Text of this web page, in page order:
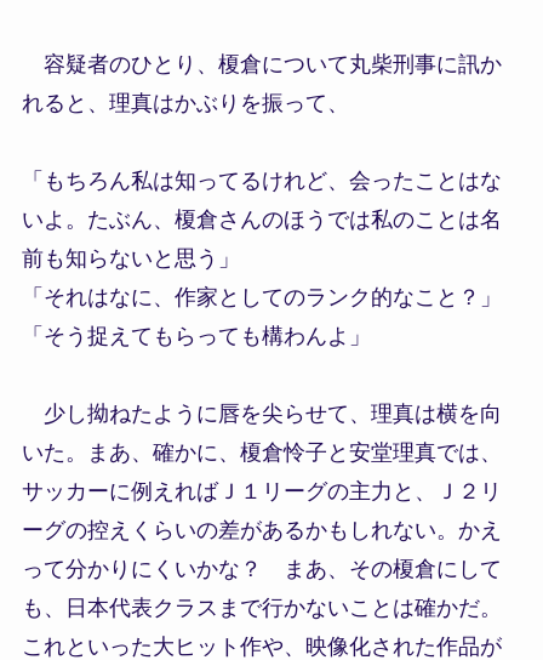
容疑者のひとり、榎倉について丸柴刑事に訊か
れると、理真はかぶりを振って、
「もちろん私は知ってるけれど、会ったことはな
いよ。たぶん、榎倉さんのほうでは私のことは名
前も知らないと思う」
「それはなに、作家としてのランク的なこと？」
「そう捉えてもらっても構わんよ」
少し拗ねたように唇を尖らせて、理真は横を向
いた。まあ、確かに、榎倉怜子と安堂理真では、
サッカーに例えればＪ１リーグの主力と、Ｊ２リ
ーグの控えくらいの差があるかもしれない。かえ
って分かりにくいかな？ まあ、その榎倉にして
も、日本代表クラスまで行かないことは確かだ。
これといった大ヒット作や、映像化された作品が